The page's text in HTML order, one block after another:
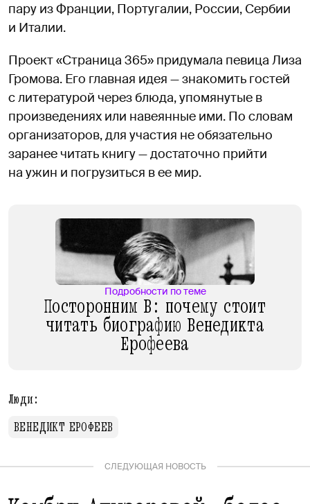
пару из Франции, Португалии, России, Сербии
и Италии.
Проект «Страница 365» придумала певица Лиза
Громова. Его главная идея — знакомить гостей
с литературой через блюда, упомянутые в
произведениях или навеянные ими. По словам
организаторов, для участия не обязательно
заранее читать книгу — достаточно прийти
на ужин и погрузиться в ее мир.
Подробности по теме
Посторонним В: почему стоит
читать биографию Венедикта
Ерофеева
Люди:
ВЕНЕДИКТ ЕРОФЕЕВ
СЛЕДУЮЩАЯ НОВОСТЬ